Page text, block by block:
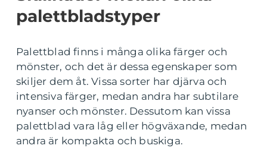
palettbladstyper
Palettblad finns i många olika färger och
mönster, och det är dessa egenskaper som
skiljer dem åt. Vissa sorter har djärva och
intensiva färger, medan andra har subtilare
nyanser och mönster. Dessutom kan vissa
palettblad vara låg eller högväxande, medan
andra är kompakta och buskiga.